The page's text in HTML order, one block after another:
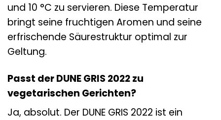
und 10 °C zu servieren. Diese Temperatur
bringt seine fruchtigen Aromen und seine
erfrischende Säurestruktur optimal zur
Geltung.
Passt der DUNE GRIS 2022 zu
vegetarischen Gerichten?
Ja, absolut. Der DUNE GRIS 2022 ist ein